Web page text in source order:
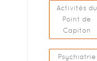
Activités du
Point de
Capiton
Psychiatrie